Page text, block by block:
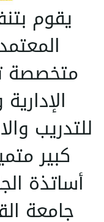
يقوم
متخصصة
للتدريب
كبير
أساتذة
جامعة